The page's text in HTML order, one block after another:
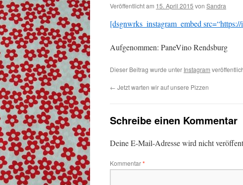
Veröffentlicht am 15. April 2015 von Sandra
[dsgnwrks_instagram_embed
Aufgenommen: PaneVino Rendsburg
Dieser Beitrag wurde unter Instagram
← Jetzt warten wir auf unsere Pizzen
Schreibe einen Kommentar
Deine E-Mail-Adresse wird nicht
Kommentar*